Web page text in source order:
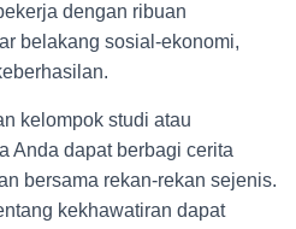
dengan ribuan
belakang sosial-ekonomi,
kelompok studi atau
Anda dapat berbagi cerita
bersama rekan-rekan sejenis.
kekhawatiran dapat